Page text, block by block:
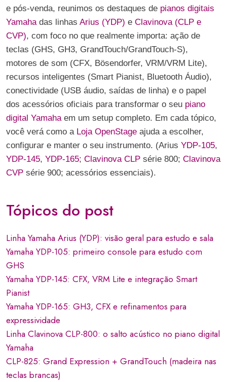
e pós-venda, reunimos os destaques de pianos digitais
Yamahadas linhas Arius (YDP) e Clavinova (CLP e
CVP), com foco no que realmente importa: ação de
teclas (GHS, GH3, GrandTouch/GrandTouch-S),
motores de som (CFX, Bösendorfer, VRM/VRM Lite),
recursos inteligentes (Smart Pianist, Bluetooth Áudio),
conectividade (USB áudio, saídas de linha) e o papel
dos acessórios oficiais para transformar o seu piano
digital Yamahaem um setup completo. Em cada tópico,
você verá como aLoja OpenStage ajuda a escolher,
configurar e manter o seu instrumento. (Arius YDP-105,
YDP-145, YDP-165; Clavinova CLP série 800; Clavinova
CVP série 900; acessórios essenciais).
Tópicos do post
Linha Yamaha Arius (YDP): visão geral para estudo e sala
Yamaha YDP-105: primeiro console para estudo com
GHS
Yamaha YDP-145: CFX, VRM Lite e integração Smart
Pianist
Yamaha YDP-165: GH3, CFX e refinamentos para
expressividade
Linha Clavinova CLP-800: o salto acústico no piano digital
Yamaha
CLP-825: Grand Expression + GrandTouch (madeira nas
teclas brancas)